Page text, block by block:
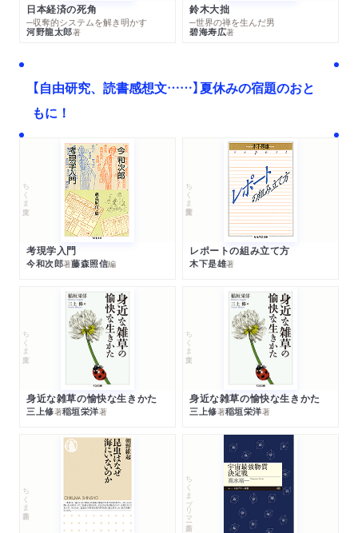
日本経済の死角
─収奪的システムを解き明かす
河野龍太郎著
鈴木大拙
─世界の禅を生んだ男
碧海寿広著
【自由研究、読書感想文……】夏休みの宿題のおと
もに！
ちくま文庫
考現学入門
今和次郎著藤森照信編
ちくま学芸文庫
レポートの組み立て方
木下是雄著
ちくま文庫
身近な雑草の愉快な生きかた
三上修著稲垣栄洋著
ちくま文庫
身近な雑草の愉快な生きかた
三上修著稲垣栄洋著
ちくま新書 ちくまプリマー新書